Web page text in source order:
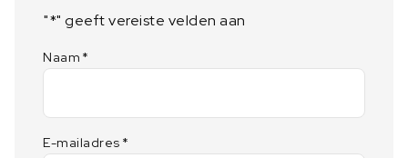
"*" geeft vereiste velden aan
Naam *
E-mailadres *